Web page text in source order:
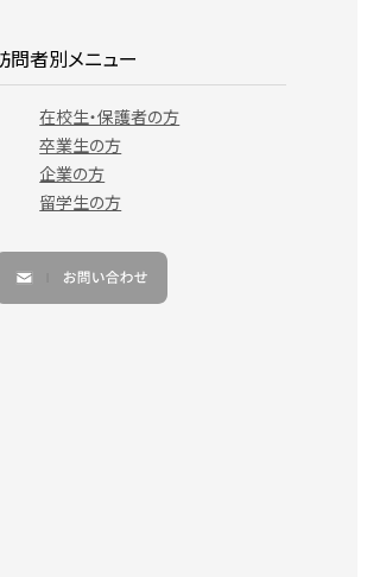
問者別メニュー
在校生・保護者の方
卒業生の方
企業の方
留学生の方